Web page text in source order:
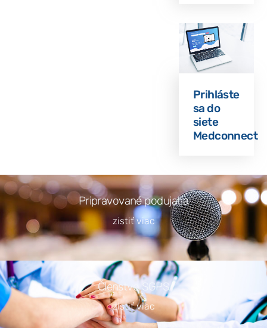
Prihláste
sa do
siete
Medconnect
Pripravované podujatia
zistiť viac
Členstvo SGPS
zistiť viac